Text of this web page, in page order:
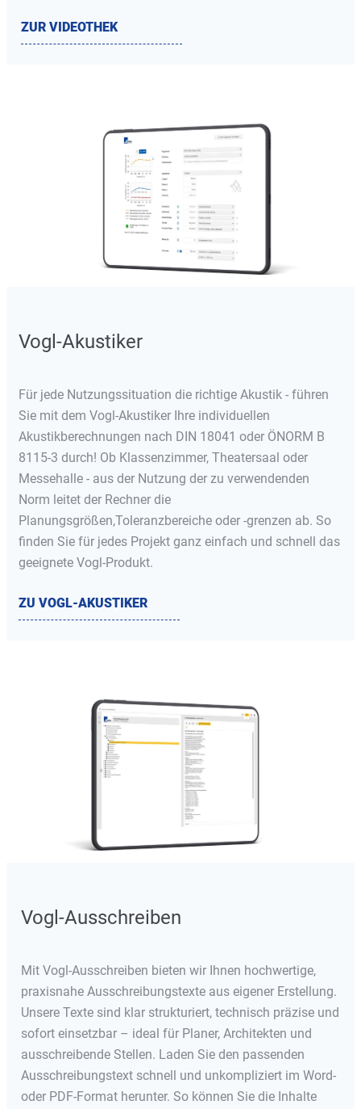
ZUR VIDEOTHEK
Vogl-Akustiker
Für jede Nutzungssituation die richtige Akustik - führen
Sie mit dem Vogl-Akustiker Ihre individuellen
Akustikberechnungen nach DIN 18041 oder ÖNORM B
8115-3 durch! Ob Klassenzimmer, Theatersaal oder
Messehalle - aus der Nutzung der zu verwendenden
Norm leitet der Rechner die
Planungsgrößen,Toleranzbereiche oder -grenzen ab. So
finden Sie für jedes Projekt ganz einfach und schnell das
geeignete Vogl-Produkt.
ZU VOGL-AKUSTIKER
Vogl-Ausschreiben
Mit Vogl-Ausschreiben bieten wir Ihnen hochwertige,
praxisnahe Ausschreibungstexte aus eigener Erstellung.
Unsere Texte sind klar strukturiert, technisch präzise und
sofort einsetzbar – ideal für Planer, Architekten und
ausschreibende Stellen. Laden Sie den passenden
Ausschreibungstext schnell und unkompliziert im Word-
oder PDF-Format herunter. So können Sie die Inhalte